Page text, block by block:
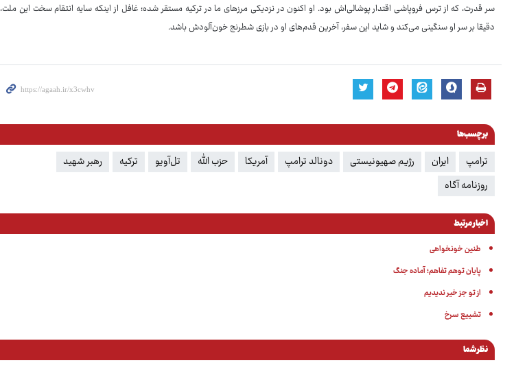
سر قدرت، که از ترس فروپاشی اقتدار پوشالی‌اش بود. او اکنون در نزدیکی مرزهای ما در ترکیه مستقر شده؛ غافل از اینکه سایه انتقام سخت این ملت،
دقیقا بر سر او سنگینی می‌کند و شاید این سفر، آخرین قدم‌های او در بازی شطرنج خون‌آلودش باشد.
برچسب‌ها
ترامپ ایران رژیم صهیونیستی دونالد ترامپ آمریکا حزب الله تل‌آویو ترکیه
رهبر شهید
روزنامه آگاه
اخبار مرتبط
طنین خونخواهی
پایان توهم تفاهم؛ آماده جنگ
از تو جز خیر ندیدیم
تشییع سرخ
نظر شما